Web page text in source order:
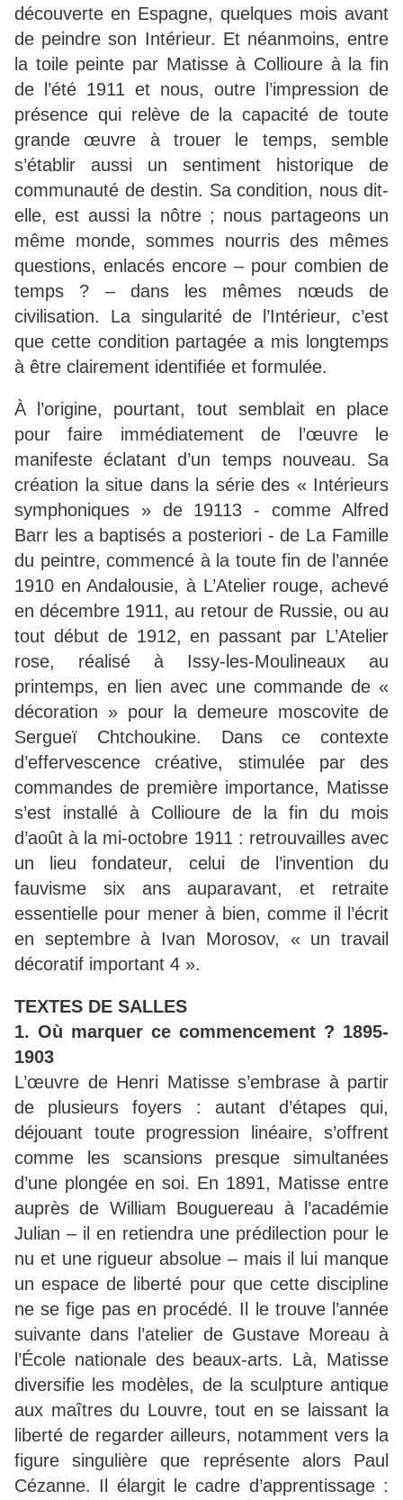
découverte en Espagne, quelques mois avant
de peindre son Intérieur. Et néanmoins, entre
la toile peinte par Matisse à Collioure à la fin
de l’été 1911 et nous, outre l’impression de
présence qui relève de la capacité de toute
grande œuvre à trouer le temps, semble
s’établir aussi un sentiment historique de
communauté de destin. Sa condition, nous dit-
elle, est aussi la nôtre ; nous partageons un
même monde, sommes nourris des mêmes
questions, enlacés encore – pour combien de
temps ? – dans les mêmes nœuds de
civilisation. La singularité de l’Intérieur, c’est
que cette condition partagée a mis longtemps
à être clairement identifiée et formulée.
À l’origine, pourtant, tout semblait en place
pour faire immédiatement de l’œuvre le
manifeste éclatant d’un temps nouveau. Sa
création la situe dans la série des « Intérieurs
symphoniques » de 19113 - comme Alfred
Barr les a baptisés a posteriori - de La Famille
du peintre, commencé à la toute fin de l’année
1910 en Andalousie, à L’Atelier rouge, achevé
en décembre 1911, au retour de Russie, ou au
tout début de 1912, en passant par L’Atelier
rose, réalisé à Issy-les-Moulineaux au
printemps, en lien avec une commande de «
décoration » pour la demeure moscovite de
Sergueï Chtchoukine. Dans ce contexte
d’effervescence créative, stimulée par des
commandes de première importance, Matisse
s’est installé à Collioure de la fin du mois
d’août à la mi-octobre 1911 : retrouvailles avec
un lieu fondateur, celui de l’invention du
fauvisme six ans auparavant, et retraite
essentielle pour mener à bien, comme il l’écrit
en septembre à Ivan Morosov, « un travail
décoratif important 4 ».
TEXTES DE SALLES
1. Où marquer ce commencement ? 1895-
1903
L’œuvre de Henri Matisse s’embrase à partir
de plusieurs foyers : autant d’étapes qui,
déjouant toute progression linéaire, s’offrent
comme les scansions presque simultanées
d’une plongée en soi. En 1891, Matisse entre
auprès de William Bouguereau à l’académie
Julian – il en retiendra une prédilection pour le
nu et une rigueur absolue – mais il lui manque
un espace de liberté pour que cette discipline
ne se fige pas en procédé. Il le trouve l’année
suivante dans l’atelier de Gustave Moreau à
l’École nationale des beaux-arts. Là, Matisse
diversifie les modèles, de la sculpture antique
aux maîtres du Louvre, tout en se laissant la
liberté de regarder ailleurs, notamment vers la
figure singulière que représente alors Paul
Cézanne. Il élargit le cadre d’apprentissage :